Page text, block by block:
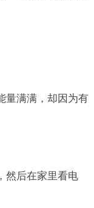
量满满，却因为有
然后在家里看电